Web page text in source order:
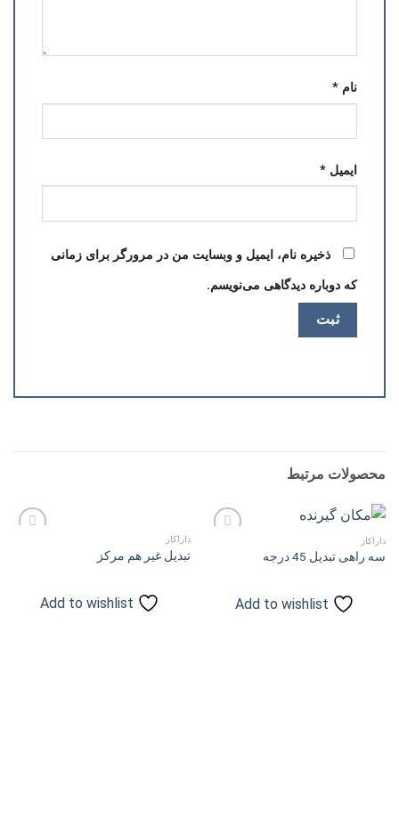
نام *
ایمیل *
ذخیره نام، ایمیل و وبسایت من در مرورگر برای زمانی
که دوباره دیدگاهی می‌نویسم.
محصولات مرتبط
داراکار
سه راهی تبدیل 45 درجه
Add to wishlist
داراکار
تبدیل غیر هم مرکز
Add to wishlist